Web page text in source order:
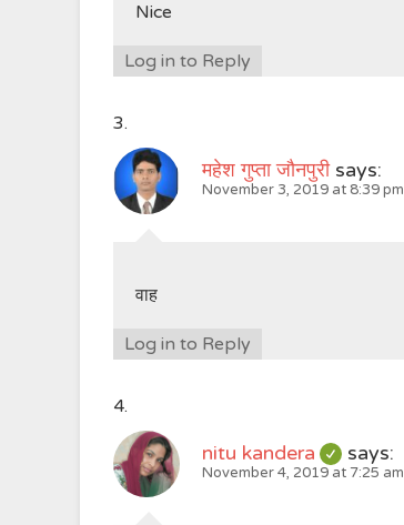
Nice
Log in to Reply
महेश गुप्ता जौनपुरी says:
November 3, 2019 at 8:39 pm
वाह
Log in to Reply
nitu kandera says:
November 4, 2019 at 7:25 am